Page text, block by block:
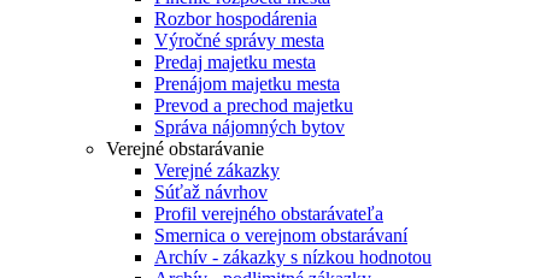
Rozbor hospodárenia
Výročné správy mesta
Predaj majetku mesta
Prenájom majetku mesta
Prevod a prechod majetku
Správa nájomných bytov
Verejné obstarávanie
Verejné zákazky
Súťaž návrhov
Profil verejného obstarávateľa
Smernica o verejnom obstarávaní
Archív - zákazky s nízkou hodnotou